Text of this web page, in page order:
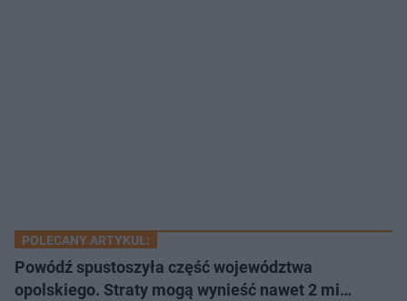
POLECANY ARTYKUŁ:
Powódź spustoszyła część województwa
opolskiego. Straty mogą wynieść nawet 2 mi…